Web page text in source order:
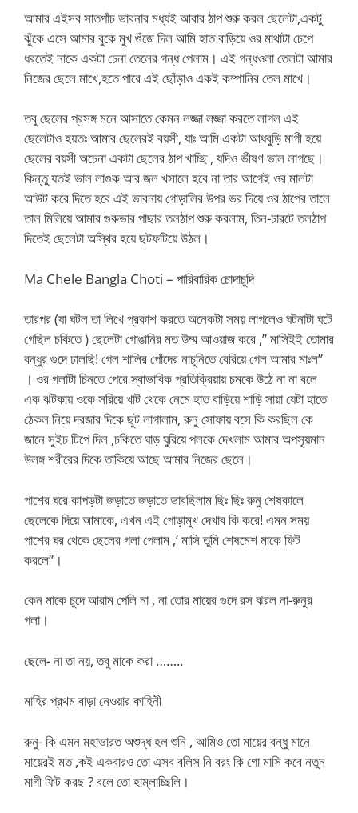
আমার এইসব সাতপাঁচ ভাবনার মধ্যই আবার ঠাপ শুরু করল ছেলেটা,একটু
ঝুঁকে এসে আমার বুকে মুখ গুঁজে দিল আমি হাত বাড়িয়ে ওর মাথাটা চেপে
ধরতেই নাকে একটা চেনা তেলের গন্ধ পেলাম। এই গন্ধওলা তেলটা আমার
নিজের ছেলে মাখে,হতে পারে এই ছোঁড়াও একই কম্পানির তেল মাখে।
তবু ছেলের প্রসঙ্গ মনে আসাতে কেমন লজ্জা লজ্জা করতে লাগল এই
ছেলেটাও হয়তঃ আমার ছেলেরই বয়সী, যাঃ আমি একটা আধবুড়ি মাগী হয়ে
ছেলের বয়সী অচেনা একটা ছেলের ঠাপ খাচ্ছি , যদিও ভীষণ ভাল লাগছে।
কিন্তু যতই ভাল লাগুক আর জল খসালে হবে না তার আগেই ওর মালটা
আউট করে দিতে হবে এই ভাবনায় গোড়ালির উপর ভর দিয়ে ওর ঠাপের তালে
তাল মিলিয়ে আমার গুরুভার পাছার তলঠাপ শুরু করলাম, তিন-চারটে তলঠাপ
দিতেই ছেলেটা অস্থির হয়ে ছটফটিয়ে উঠল।
Ma Chele Bangla Choti – পারিবারিক চোদাচুদি
তারপর (যা ঘটল তা লিখে প্রকাশ করতে অনেকটা সময় লাগলেও ঘটনাটা ঘটে
গেছিল চকিতে ) ছেলেটা গোঙানির মত উম্ম আওয়াজ করে ,” মাসিইই তোমার
বন্ধুর গুদে ঢালছি! গেল শালির পোঁদের নাচুনিতে বেরিয়ে গেল আমার মাঃল”
। ওর গলাটা চিনতে পেরে স্বাভাবিক প্রতিক্রিয়ায় চমকে উঠে না না বলে
এক ঝটকায় ওকে সরিয়ে খাট থেকে নেমে হাত বাড়িয়ে শাড়ি সায়া যেটা হাতে
ঠেকল নিয়ে দরজার দিকে ছুট লাগালাম, রুনু সোফায় বসে কি করছিল কে
জানে সুইচ টিপে দিল ,চকিতে ঘাড় ঘুরিয়ে পলকে দেখলাম আমার অপসৃয়মান
উলঙ্গ শরীরের দিকে তাকিয়ে আছে আমার নিজের ছেলে।
পাশের ঘরে কাপড়টা জড়াতে জড়াতে ভাবছিলাম ছিঃ ছিঃ রুনু শেষকালে
ছেলেকে দিয়ে আমাকে, এখন এই পোড়ামুখ দেখাব কি করে! এমন সময়
পাশের ঘর থেকে ছেলের গলা পেলাম ,’ মাসি তুমি শেষমেশ মাকে ফিট
করলে”।
কেন মাকে চুদে আরাম পেলি না , না তোর মায়ের গুদে রস ঝরল না-রুনুর
গলা।
ছেলে- না তা নয়, তবু মাকে করা ……..
মাহির প্রথম বাড়া নেওয়ার কাহিনী
রুনু- কি এমন মহাভারত অশুদ্ধ হল শুনি , আমিও তো মায়ের বন্ধু মানে
মায়েরই মত ,কই একবারও তো এসব বলিস নি বরং কি গো মাসি কবে নতুন
মাগী ফিট করছ ? বলে তো হাম্লাচ্ছিলি।